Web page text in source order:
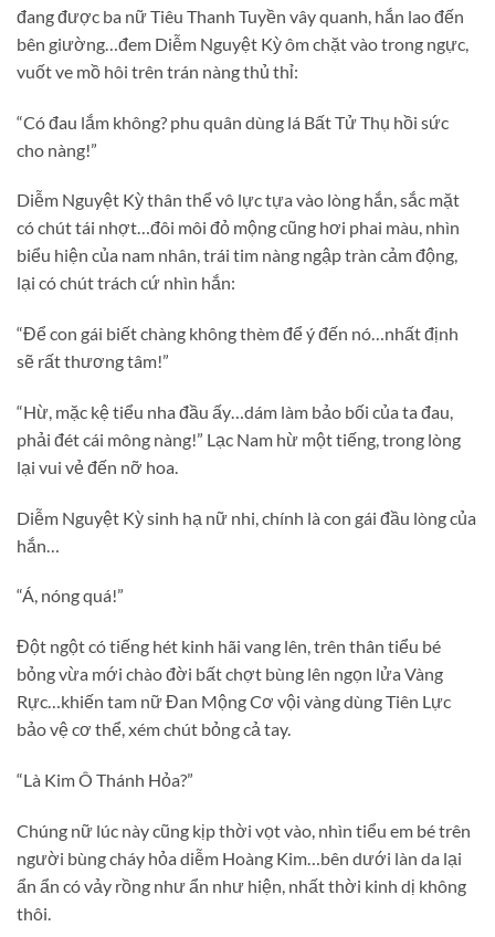
đang được ba nữ Tiêu Thanh Tuyền vây quanh, hắn lao đến
bên giường…đem Diễm Nguyệt Kỳ ôm chặt vào trong ngực,
vuốt ve mồ hôi trên trán nàng thủ thỉ:
“Có đau lắm không? phu quân dùng lá Bất Tử Thụ hồi sức
cho nàng!”
Diễm Nguyệt Kỳ thân thể vô lực tựa vào lòng hắn, sắc mặt
có chút tái nhợt…đôi môi đỏ mộng cũng hơi phai màu, nhìn
biểu hiện của nam nhân, trái tim nàng ngập tràn cảm động,
lại có chút trách cứ nhìn hắn:
“Để con gái biết chàng không thèm để ý đến nó…nhất định
sẽ rất thương tâm!”
“Hừ, mặc kệ tiểu nha đầu ấy…dám làm bảo bối của ta đau,
phải đét cái mông nàng!” Lạc Nam hừ một tiếng, trong lòng
lại vui vẻ đến nỡ hoa.
Diễm Nguyệt Kỳ sinh hạ nữ nhi, chính là con gái đầu lòng của
hắn…
“Á, nóng quá!”
Đột ngột có tiếng hét kinh hãi vang lên, trên thân tiểu bé
bỏng vừa mới chào đời bất chợt bùng lên ngọn lửa Vàng
Rực…khiến tam nữ Đan Mộng Cơ vội vàng dùng Tiên Lực
bảo vệ cơ thể, xém chút bỏng cả tay.
“Là Kim Ô Thánh Hỏa?”
Chúng nữ lúc này cũng kịp thời vọt vào, nhìn tiểu em bé trên
người bùng cháy hỏa diễm Hoàng Kim…bên dưới làn da lại
ẩn ẩn có vảy rồng như ẩn như hiện, nhất thời kinh dị không
thôi.